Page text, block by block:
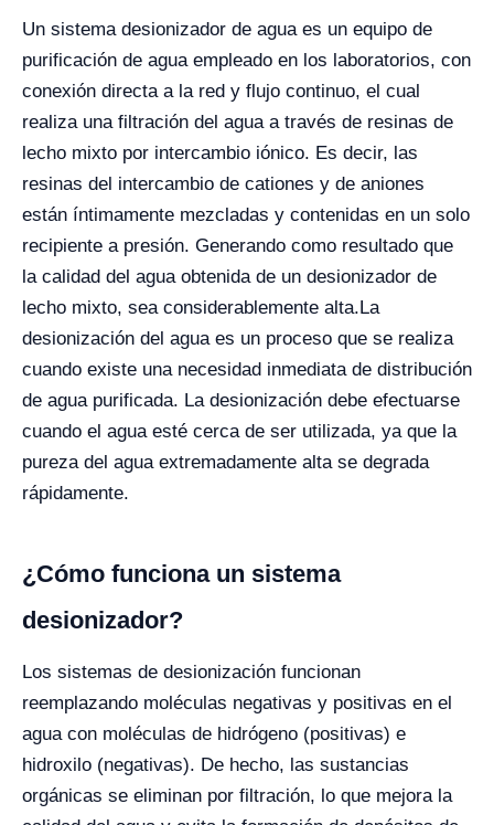
Un sistema desionizador de agua es un equipo de
purificación de agua empleado en los laboratorios, con
conexión directa a la red y flujo continuo, el cual
realiza una filtración del agua a través de resinas de
lecho mixto por intercambio iónico. Es decir, las
resinas del intercambio de cationes y de aniones
están íntimamente mezcladas y contenidas en un solo
recipiente a presión. Generando como resultado que
la calidad del agua obtenida de un desionizador de
lecho mixto, sea considerablemente alta. La
desionización del agua es un proceso que se realiza
cuando existe una necesidad inmediata de distribución
de agua purificada. La desionización debe efectuarse
cuando el agua esté cerca de ser utilizada, ya que la
pureza del agua extremadamente alta se degrada
rápidamente.
¿Cómo funciona un sistema
desionizador?
Los sistemas de desionización funcionan
reemplazando moléculas negativas y positivas en el
agua con moléculas de hidrógeno (positivas) e
hidroxilo (negativas). De hecho, las sustancias
orgánicas se eliminan por filtración, lo que mejora la